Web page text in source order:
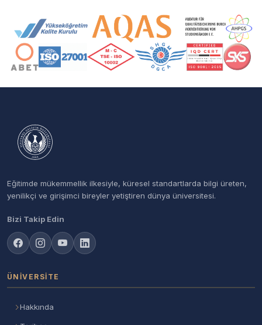
Akreditasyon ve Üyelik Logoları
Eğitimde mükemmellik ilkesiyle, küresel standartlarda bilgi üreten,
yenilikçi ve girişimci bireyler yetiştiren dünya üniversitesi.
Bizi Takip Edin
ÜNIVERSITE
Hakkında